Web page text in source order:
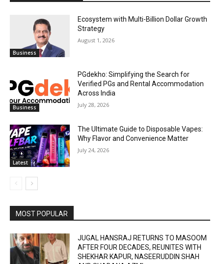
Business
Ecosystem with Multi-Billion Dollar Growth
Strategy
August 1, 2026
Business
PGdekho: Simplifying the Search for
Verified PGs and Rental Accommodation
Across India
July 28, 2026
Latest
The Ultimate Guide to Disposable Vapes:
Why Flavor and Convenience Matter
July 24, 2026
MOST POPULAR
JUGAL HANSRAJ RETURNS TO MASOOM
AFTER FOUR DECADES, REUNITES WITH
SHEKHAR KAPUR, NASEERUDDIN SHAH